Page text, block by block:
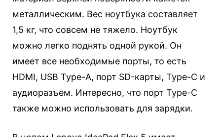
металлическим. Вес ноутбука составляет
1,5 кг, что совсем не тяжело. Ноутбук
можно легко поднять одной рукой. Он
имеет все необходимые порты, то есть
HDMI, USB Type-A, порт SD-карты, Type-C и
аудиоразъем. Интересно, что порт Type-C
также можно использовать для зарядки.